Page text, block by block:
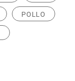
POLLO